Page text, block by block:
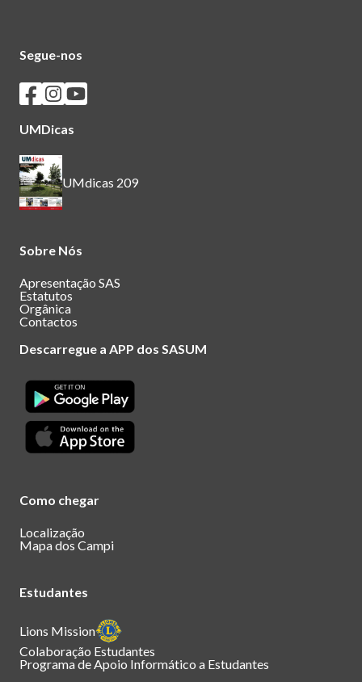
Segue-nos
Seguir os SASUM no Facebook
Seguir os SASUM no Instagram
Seguir os SASUM no Youtube
UMDicas
UMdicas 209
Sobre Nós
Apresentação SAS
Estatutos
Orgânica
Contactos
Descarregue a APP dos SASUM
Como chegar
Localização
Mapa dos Campi
Estudantes
Lions Mission
Colaboração Estudantes
Programa de Apoio Informático a Estudantes